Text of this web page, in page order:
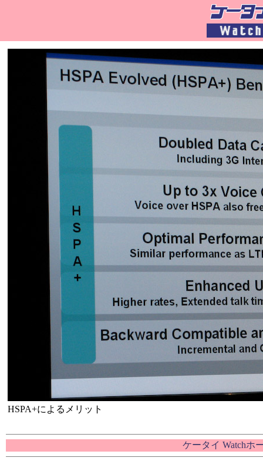
HSPA+によるメリット
ケータイ Watchホ